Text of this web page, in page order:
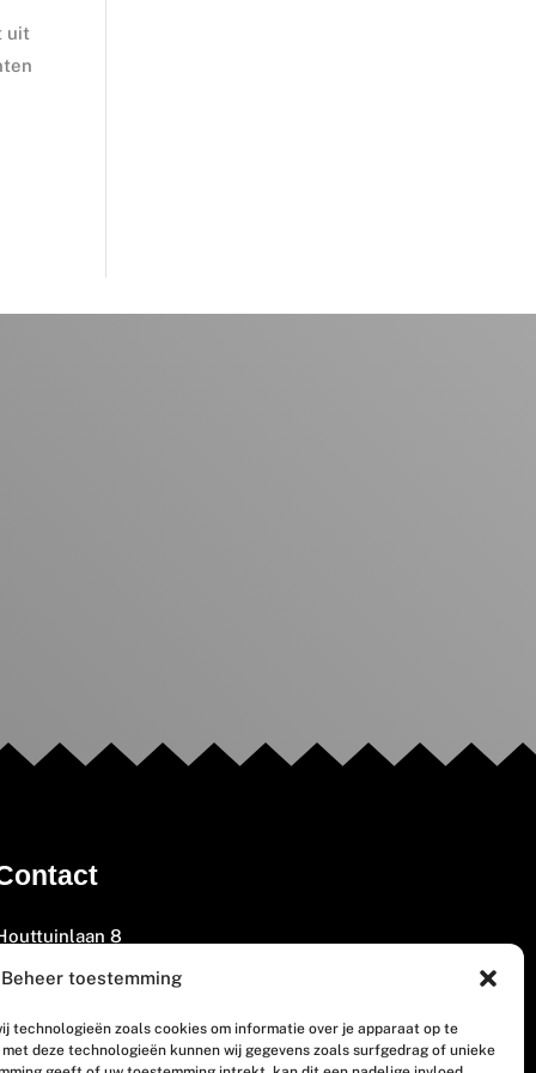
Beheer toestemming
technologieën zoals cookies om informatie over je apparaat op te
deze technologieën kunnen wij gegevens zoals surfgedrag of unieke
uit
8
GM Woerden
405 200